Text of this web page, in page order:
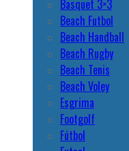
Basquet 3×3
Beach Futbol
Beach Handball
Beach Rugby
Beach Tenis
Beach Voley
Esgrima
Footgolf
Fútbol